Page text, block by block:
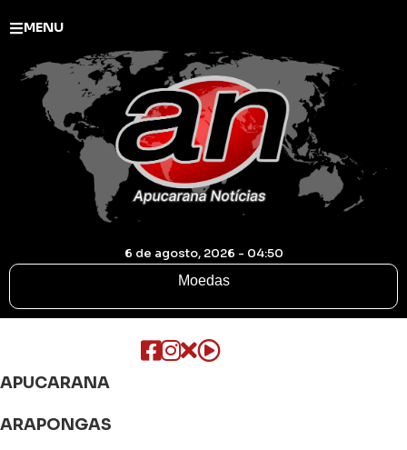
MENU
6 de agosto, 2026 - 04:50
Moedas
APUCARANA
ARAPONGAS